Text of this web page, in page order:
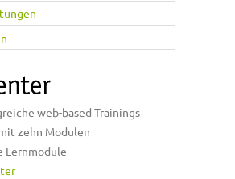
web-based Trainings
zehn Modulen
Lernmodule